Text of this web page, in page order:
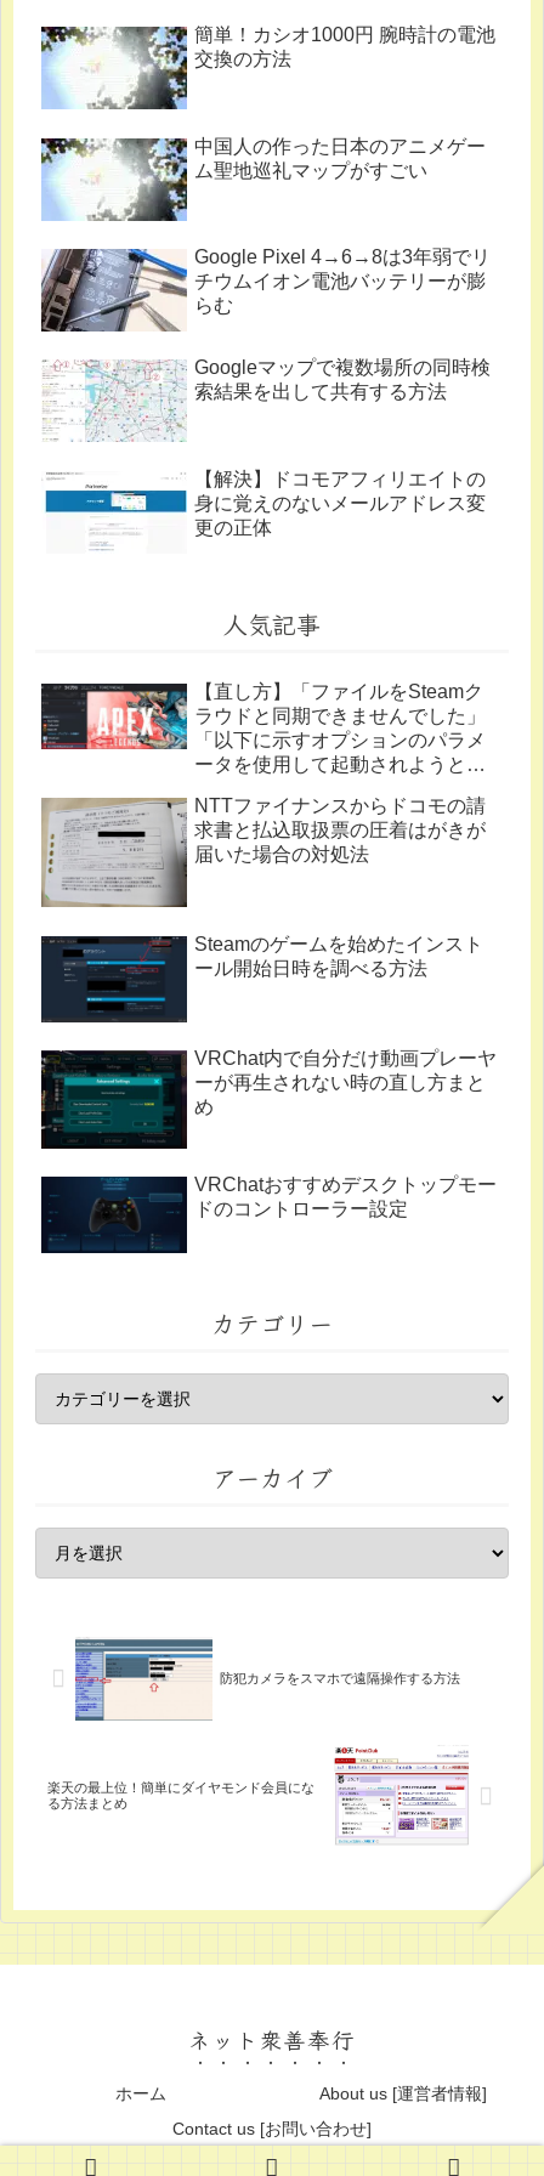
簡単！カシオ1000円 腕時計の電池
交換の方法
中国人の作った日本のアニメゲー
ム聖地巡礼マップがすごい
Google Pixel 4→6→8は3年弱でリ
チウムイオン電池バッテリーが膨
らむ
Googleマップで複数場所の同時検
索結果を出して共有する方法
【解決】ドコモアフィリエイトの
身に覚えのないメールアドレス変
更の正体
人気記事
【直し方】「ファイルをSteamク
ラウドと同期できませんでした」
「以下に示すオプションのパラメ
ータを使用して起動されようとし
NTTファイナンスからドコモの請
求書と払込取扱票の圧着はがきが
届いた場合の対処法
Steamのゲームを始めたインスト
ール開始日時を調べる方法
VRChat内で自分だけ動画プレーヤ
ーが再生されない時の直し方まと
め
VRChatおすすめデスクトップモー
ドのコントローラー設定
カテゴリー
アーカイブ
防犯カメラをスマホで遠隔操作する方法
楽天の最上位！簡単にダイヤモンド会員にな
る方法まとめ
ネット衆善奉行
ホーム
About us [運営者情報]
Contact us [お問い合わせ]
© 2013 ネット衆善奉行.